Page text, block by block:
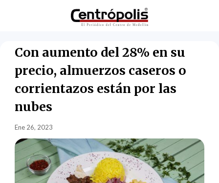
Con aumento del 28% en su
precio, almuerzos caseros o
corrientazos están por las
nubes
Ene 26, 2023